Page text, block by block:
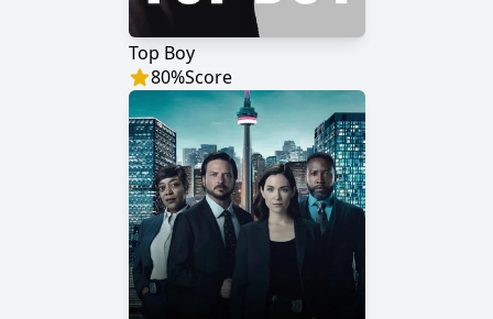
Top Boy
80%Score